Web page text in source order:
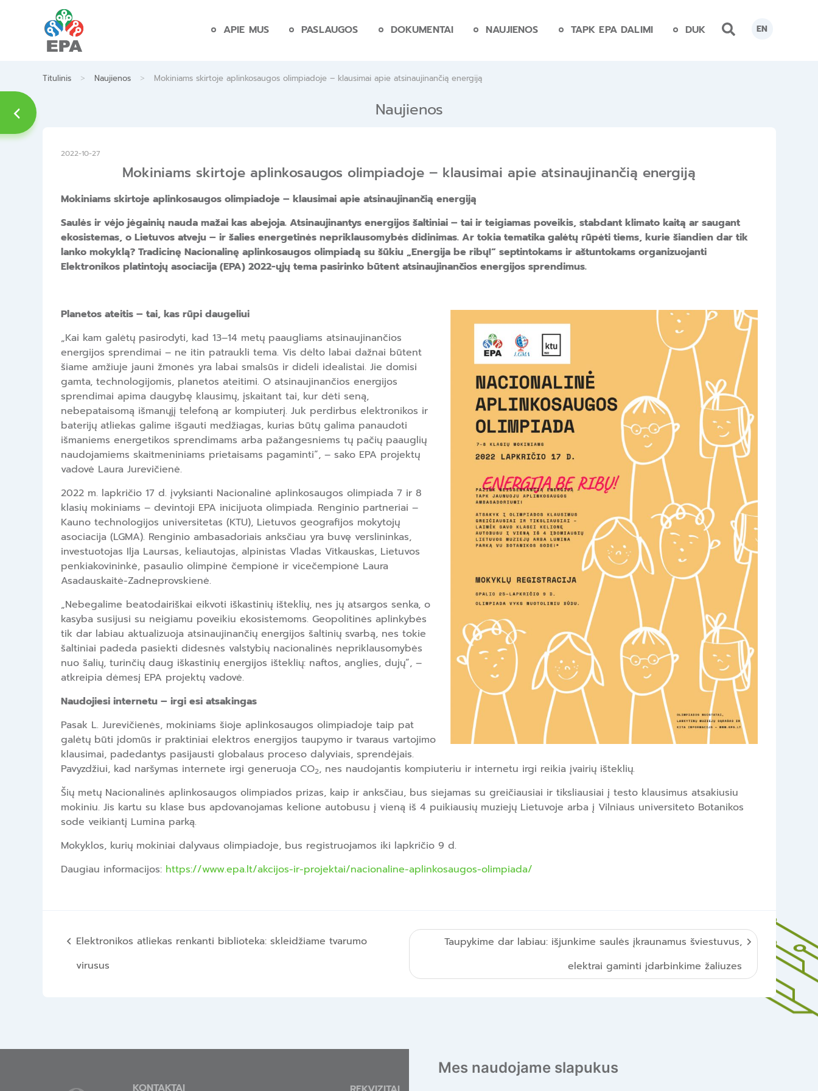
Mes naudojame slapukus
APIE MUS PASLAUGOS DOKUMENTAI NAUJIENOS TAPK EPA DALIMI DUK EN
Titulinis > Naujienos > Mokiniams skirtoje aplinkosaugos olimpiadoje – klausimai apie atsinaujinančią energiją
Naujienos
2022-10-27
Mokiniams skirtoje aplinkosaugos olimpiadoje – klausimai apie atsinaujinančią energiją
Mokiniams skirtoje aplinkosaugos olimpiadoje – klausimai apie atsinaujinančią energiją
Saulės ir vėjo jėgainių nauda mažai kas abejoja. Atsinaujinantys energijos šaltiniai – tai ir teigiamas poveikis, stabdant klimato kaitą ar saugant
ekosistemas, o Lietuvos atveju – ir šalies energetinės nepriklausomybės didinimas. Ar tokia tematika galėtų rūpėti tiems, kurie šiandien dar tik
lanko mokyklą? Tradicinę Nacionalinę aplinkosaugos olimpiadą su šūkiu „Energija be ribų!“ septintokams ir aštuntokams organizuojanti
Elektronikos platintojų asociacija (EPA) 2022-ųjų tema pasirinko būtent atsinaujinančios energijos sprendimus.
Planetos ateitis – tai, kas rūpi daugeliui
„Kai kam galėtų pasirodyti, kad 13–14 metų paaugliams atsinaujinančios
energijos sprendimai – ne itin patraukli tema. Vis dėlto labai dažnai būtent
šiame amžiuje jauni žmonės yra labai smalsūs ir dideli idealistai. Jie domisi
gamta, technologijomis, planetos ateitimi. O atsinaujinančios energijos
sprendimai apima daugybę klausimų, įskaitant tai, kur dėti seną,
nebepataisomą išmanųjį telefoną ar kompiuterį. Juk perdirbus elektronikos ir
baterijų atliekas galime išgauti medžiagas, kurias būtų galima panaudoti
išmaniems energetikos sprendimams arba pažangesniems tų pačių paauglių
naudojamiems skaitmeniniams prietaisams pagaminti“, – sako EPA projektų
vadovė Laura Jurevičienė.
2022 m. lapkričio 17 d. įvyksianti Nacionalinė aplinkosaugos olimpiada 7 ir 8
klasių mokiniams – devintoji EPA inicijuota olimpiada. Renginio partneriai –
Kauno technologijos universitetas (KTU), Lietuvos geografijos mokytojų
asociacija (LGMA). Renginio ambasadoriais anksčiau yra buvę verslininkas,
investuotojas Ilja Laursas, keliautojas, alpinistas Vladas Vitkauskas, Lietuvos
penkiakovininkė, pasaulio olimpinė čempionė ir vicečempionė Laura
Asadauskaitė-Zadneprovskienė.
„Nebegalime beatodairiškai eikvoti iškastinių išteklių, nes jų atsargos senka, o
kasyba susijusi su neigiamu poveikiu ekosistemoms. Geopolitinės aplinkybės
tik dar labiau aktualizuoja atsinaujinančių energijos šaltinių svarbą, nes tokie
šaltiniai padeda pasiekti didesnės valstybių nacionalinės nepriklausomybės
nuo šalių, turinčių daug iškastinių energijos išteklių: naftos, anglies, dujų“, –
atkreipia dėmesį EPA projektų vadovė.
Naudojiesi internetu – irgi esi atsakingas
Pasak L. Jurevičienės, mokiniams šioje aplinkosaugos olimpiadoje taip pat
galėtų būti įdomūs ir praktiniai elektros energijos taupymo ir tvaraus vartojimo
klausimai, padedantys pasijausti globalaus proceso dalyviais, sprendėjais.
Pavyzdžiui, kad naršymas internete irgi generuoja CO2, nes naudojantis kompiuteriu ir internetu irgi reikia įvairių išteklių.
Šių metų Nacionalinės aplinkosaugos olimpiados prizas, kaip ir anksčiau, bus siejamas su greičiausiai ir tiksliausiai į testo klausimus atsakiusiu
mokiniu. Jis kartu su klase bus apdovanojamas kelione autobusu į vieną iš 4 puikiausių muziejų Lietuvoje arba į Vilniaus universiteto Botanikos
sode veikiantį Lumina parką.
Mokyklos, kurių mokiniai dalyvaus olimpiadoje, bus registruojamos iki lapkričio 9 d.
Daugiau informacijos: https://www.epa.lt/akcijos-ir-projektai/nacionaline-aplinkosaugos-olimpiada/
Navigacija
įrašų
Elektronikos atliekas renkanti biblioteka: skleidžiame tvarumo
virusus
Taupykime dar labiau: išjunkime saulės įkraunamus šviestuvus,
elektrai gaminti įdarbinkime žaliuzes
KONTAKTAI